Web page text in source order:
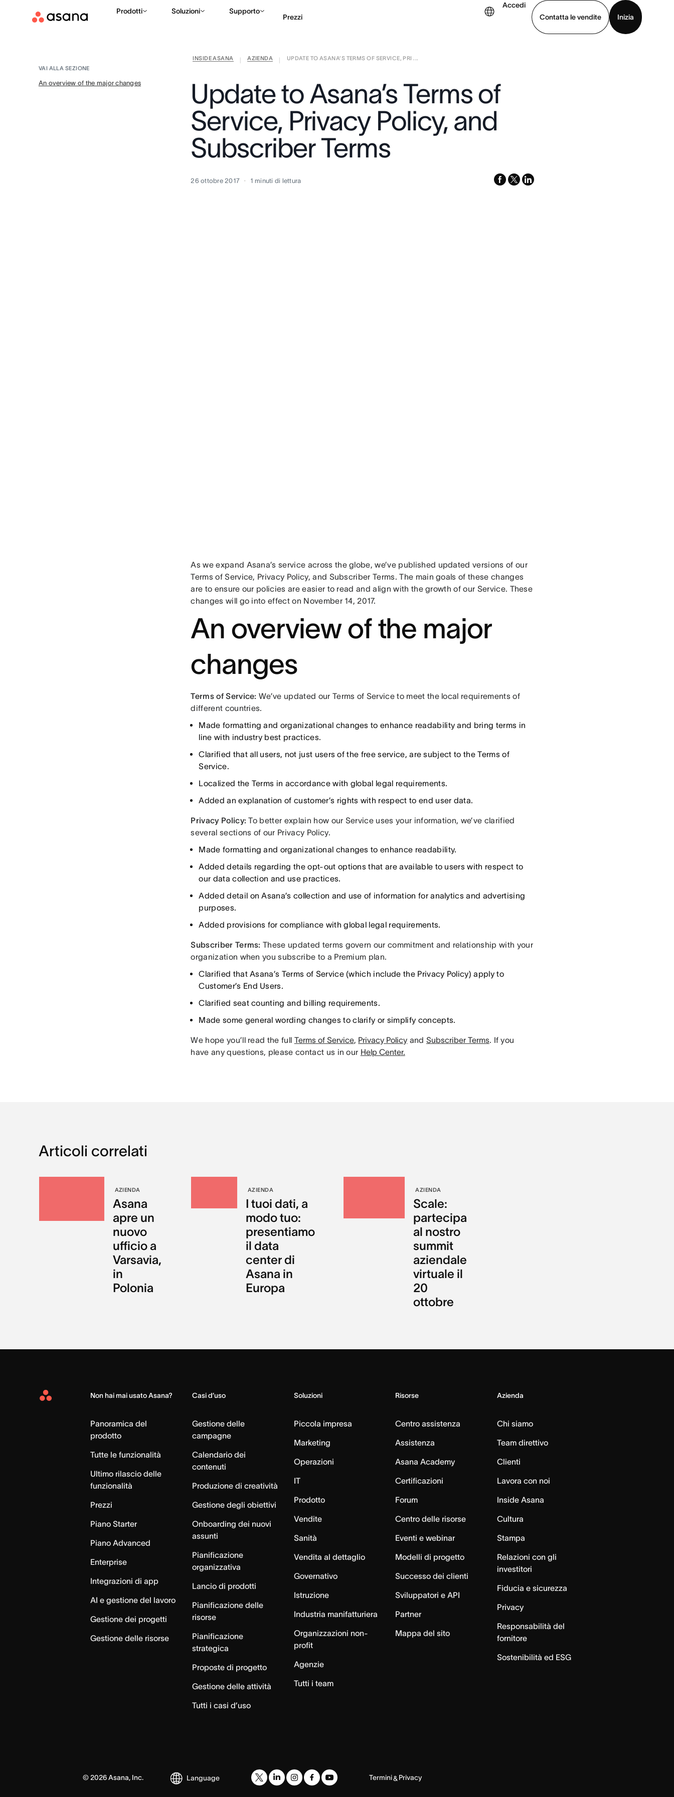
Prodotti Soluzioni Supporto
Prezzi
Accedi
Contatta le vendite
Inizia
Contatta le vendite
INSIDE ASANA AZIENDA
UPDATE TO ASANA’S TERMS OF SERVICE, PRI ...
VAI ALLA SEZIONE
An overview of the major changes
Update to Asana’s Terms of
Service, Privacy Policy, and
Subscriber Terms
26 ottobre 2017 1 minuti di lettura facebook
x-
linkedin
As we expand Asana’s service across the globe, we’ve published updated versions of our
Terms of Service, Privacy Policy, and Subscriber Terms. The main goals of these changes
are to ensure our policies are easier to read and align with the growth of our Service. These
changes will go into effect on November 14, 2017.
An overview of the major
changes
Terms of Service: We’ve updated our Terms of Service to meet the local requirements of
different countries.
Made formatting and organizational changes to enhance readability and bring terms in
line with industry best practices.
Clarified that all users, not just users of the free service, are subject to the Terms of
Service.
Localized the Terms in accordance with global legal requirements.
Added an explanation of customer’s rights with respect to end user data.
Privacy Policy: To better explain how our Service uses your information, we’ve clarified
several sections of our Privacy Policy.
Made formatting and organizational changes to enhance readability.
Added details regarding the opt-out options that are available to users with respect to
our data collection and use practices.
Added detail on Asana’s collection and use of information for analytics and advertising
purposes.
Added provisions for compliance with global legal requirements.
Subscriber Terms: These updated terms govern our commitment and relationship with your
organization when you subscribe to a Premium plan.
Clarified that Asana’s Terms of Service (which include the Privacy Policy) apply to
Customer’s End Users.
Clarified seat counting and billing requirements.
Made some general wording changes to clarify or simplify concepts.
We hope you’ll read the full Terms of Service, Privacy Policy and Subscriber Terms. If you
have any questions, please contact us in our Help Center.
Articoli correlati
AZIENDA
Asana
apre un
nuovo
ufficio a
Varsavia,
in
Polonia
AZIENDA
I tuoi dati, a
modo tuo:
presentiamo
il data
center di
Asana in
Europa
AZIENDA
Scale:
partecipa
al nostro
summit
aziendale
virtuale il
20
ottobre
Asana
Non hai mai usato Asana?
Panoramica del
prodotto
Tutte le funzionalità
Ultimo rilascio delle
funzionalità
Prezzi
Piano Starter
Piano Advanced
Enterprise
Integrazioni di app
AI e gestione del lavoro
Gestione dei progetti
Gestione delle risorse
Casi d’uso
Gestione delle
campagne
Calendario dei
contenuti
Produzione di creatività
Gestione degli obiettivi
Onboarding dei nuovi
assunti
Pianificazione
organizzativa
Lancio di prodotti
Pianificazione delle
risorse
Pianificazione
strategica
Proposte di progetto
Gestione delle attività
Tutti i casi d’uso
Soluzioni
Piccola impresa
Marketing
Operazioni
IT
Prodotto
Vendite
Sanità
Vendita al dettaglio
Governativo
Istruzione
Industria manifatturiera
Organizzazioni non-
profit
Agenzie
Tutti i team
Risorse
Centro assistenza
Assistenza
Asana Academy
Certificazioni
Forum
Centro delle risorse
Eventi e webinar
Modelli di progetto
Successo dei clienti
Sviluppatori e API
Partner
Mappa del sito
Azienda
Chi siamo
Team direttivo
Clienti
Lavora con noi
Inside Asana
Cultura
Stampa
Relazioni con gli
investitori
Fiducia e sicurezza
Privacy
Responsabilità del
fornitore
Sostenibilità ed ESG
©2026Asana, Inc. Language Termini&Privacy